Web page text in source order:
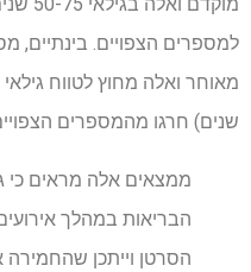
שנים) חרגו מהמספרים
ממצאים אלה מראים כי
הבריאות במהלך
הסרטן וייתכן